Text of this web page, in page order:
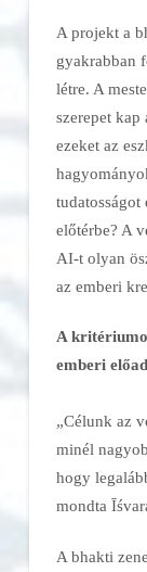
A projekt a
gyakrabban
létre. A
szerepet
ezeket az
tudatosságot
előtérbe? A
AI-t olyan
az emberi
A
emberi
„Célunk az
minél
hogy
mondta
A bhakti